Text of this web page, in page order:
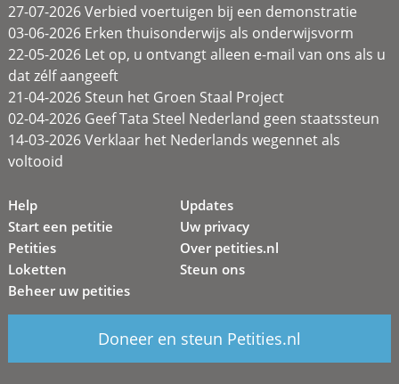
27-07-2026 Verbied voertuigen bij een demonstratie
03-06-2026 Erken thuisonderwijs als onderwijsvorm
22-05-2026 Let op, u ontvangt alleen e-mail van ons als u
dat zélf aangeeft
21-04-2026 Steun het Groen Staal Project
02-04-2026 Geef Tata Steel Nederland geen staatssteun
14-03-2026 Verklaar het Nederlands wegennet als
voltooid
Help
Start een petitie
Petities
Loketten
Beheer uw petities
Updates
Uw privacy
Over petities.nl
Steun ons
Doneer en steun Petities.nl